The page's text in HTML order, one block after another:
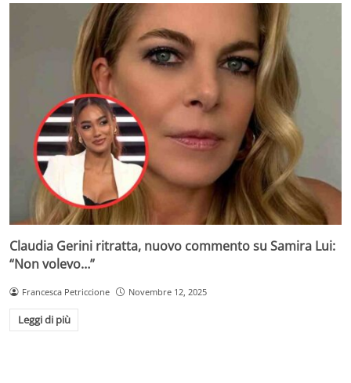
Claudia Gerini ritratta, nuovo commento su Samira Lui:
“Non volevo…”
Francesca Petriccione Novembre 12, 2025
Leggi di più